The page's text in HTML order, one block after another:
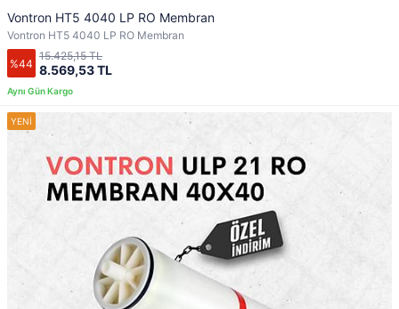
Vontron HT5 4040 LP RO Membran
Vontron HT5 4040 LP RO Membran
%44 8.569,53 TL
15.425,15 TL